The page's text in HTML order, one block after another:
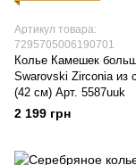
Артикул товара:
7295705006190701
Колье Камешек
Swarovski Zirconia из
(42 см) Арт. 5587uuk
2 199 грн